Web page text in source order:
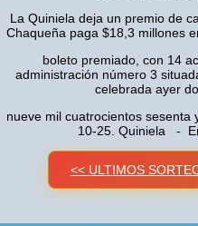
La Quiniela deja un premio de
Chaqueña paga $18,3 millones
boleto premiado, con 14
administración número 3
celebrada ayer
nueve mil cuatrocientos
10-25. Quiniela -
<< ULTIMOS